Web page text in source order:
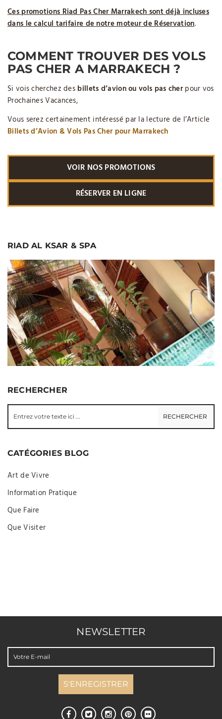
Ces promotions Riad Pas Cher Marrakech sont déjà incluses
dans le calcul tarifaire de notre moteur de Réservation.
COMMENT TROUVER DES VOLS
PAS CHER A MARRAKECH ?
Si vois cherchez des billets d’avion ou vols pas cherpour vos
Prochaines Vacances,
Vous serez certainement intéressé par la lecture de l’Article
Billets d’Avion & Vols Pas Cher pour Marrakech
VOIR NOS PROMOTIONS
RÉSERVER EN LIGNE
RIAD AL KSAR & SPA
RECHERCHER
CATÉGORIES BLOG
Art de Vivre
Information Pratique
Que Faire
Que Visiter
NEWSLETTER